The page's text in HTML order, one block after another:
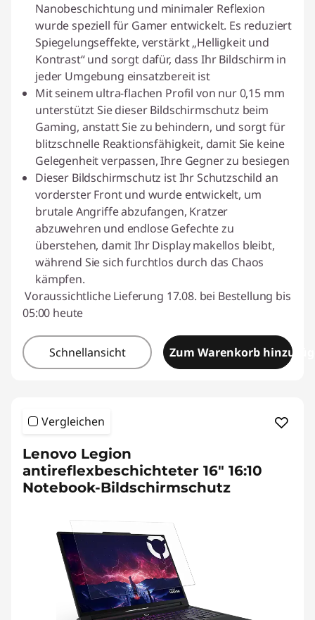
Nanobeschichtung und minimaler Reflexion
wurde speziell für Gamer entwickelt. Es reduziert
Spiegelungseffekte, verstärkt „Helligkeit und
Kontrast“ und sorgt dafür, dass Ihr Bildschirm in
jeder Umgebung einsatzbereit ist
Mit seinem ultra-flachen Profil von nur 0,15 mm
unterstützt Sie dieser Bildschirmschutz beim
Gaming, anstatt Sie zu behindern, und sorgt für
blitzschnelle Reaktionsfähigkeit, damit Sie keine
Gelegenheit verpassen, Ihre Gegner zu besiegen
Dieser Bildschirmschutz ist Ihr Schutzschild an
vorderster Front und wurde entwickelt, um
brutale Angriffe abzufangen, Kratzer
abzuwehren und endlose Gefechte zu
überstehen, damit Ihr Display makellos bleibt,
während Sie sich furchtlos durch das Chaos
kämpfen.
Voraussichtliche Lieferung 17.08. bei Bestellung bis
05:00 heute
Schnellansicht Zum Warenkorb
Vergleichen
Lenovo Legion
antireflexbeschichteter 16" 16:10
Notebook-Bildschirmschutz